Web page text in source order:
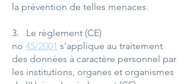
la prévention de telles menaces.
3. Le règlement (CE)
no 45/2001 s'applique au traitement
des données à caractère personnel par
les institutions, organes et organismes